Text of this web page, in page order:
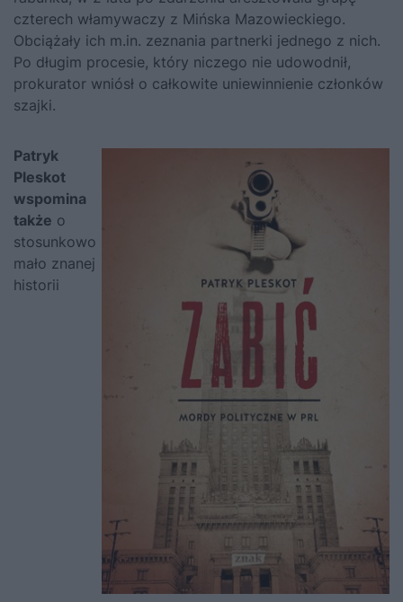
czterech włamywaczy z Mińska Mazowieckiego.
Obciążały ich m.in. zeznania partnerki jednego z nich.
Po długim procesie, który niczego nie udowodnił,
prokurator wniósł o całkowite uniewinnienie członków
szajki.
Patryk
Pleskot
wspomina
także o
stosunkowo
mało znanej
historii